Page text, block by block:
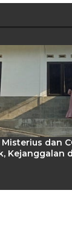
dan
Kejanggalan